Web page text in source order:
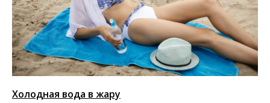
Холодная вода в жару